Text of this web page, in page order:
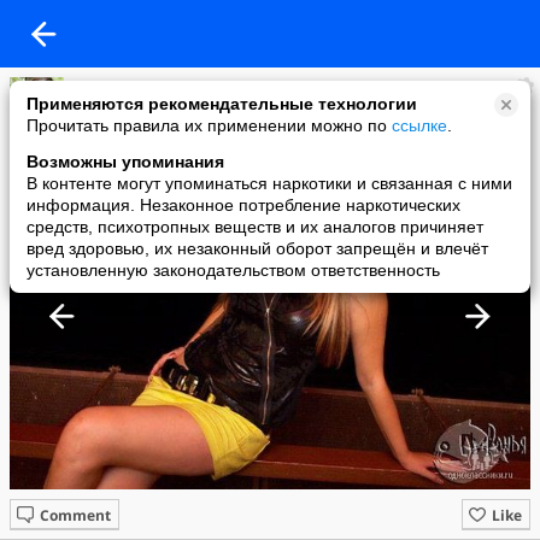
Применяются рекомендательные технологии
Прочитать правила их применении можно по ссылке
Возможны упоминания
В контенте могут упоминаться наркотики и связанная с ними
информация. Незаконное потребление наркотических
средств, психотропных веществ и их аналогов причиняет
вред здоровью, их незаконный оборот запрещён и влечёт
установленную законодательством ответственность
Дашка Милашка
added a photo
08 Oct в 18:53
Like
Comment